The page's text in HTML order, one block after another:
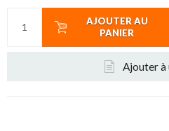
AJOUTER AU
PANIER
Ajouter à